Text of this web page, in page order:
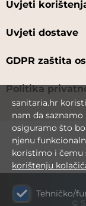
Uvjeti
Uvjeti dostave
GDPR zaštita
Politika
©
sanitaria.hr
nam da
osiguramo što
njenu
koristimo i čemu
korištenju
Tehničko/